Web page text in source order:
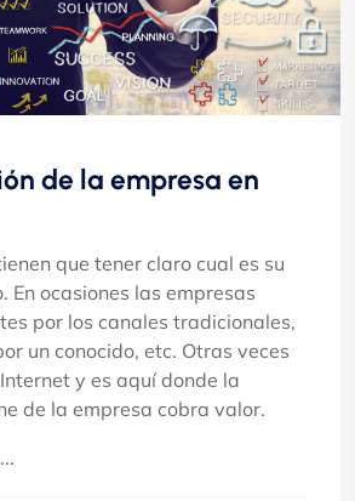
de la empresa en
que tener claro cual es su
En ocasiones las empresas
por los canales tradicionales,
un conocido, etc. Otras veces
y es aquí donde la
de la empresa cobra valor.